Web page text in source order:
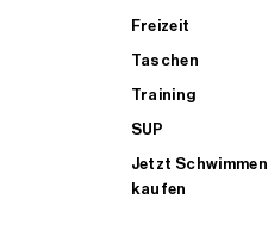
Freizeit
Taschen
Training
SUP
Jetzt Schwimmen
kaufen